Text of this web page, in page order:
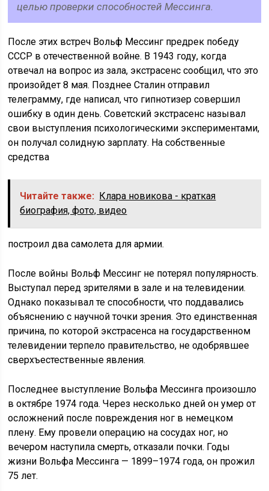
целью проверки способностей Мессинга.
После этих встреч Вольф Мессинг предрек победу
СССР в отечественной войне. В 1943 году, когда
отвечал на вопрос из зала, экстрасенс сообщил, что это
произойдет 8 мая. Позднее Сталин отправил
телеграмму, где написал, что гипнотизер совершил
ошибку в один день. Советский экстрасенс называл
свои выступления психологическими экспериментами,
он получал солидную зарплату. На собственные
средства
Читайте также:
Клара новикова - краткая
биография, фото, видео
построил два самолета для армии.
После войны Вольф Мессинг не потерял популярность.
Выступал перед зрителями в зале и на телевидении.
Однако показывал те способности, что поддавались
объяснению с научной точки зрения. Это единственная
причина, по которой экстрасенса на государственном
телевидении терпело правительство, не одобрявшее
сверхъестественные явления.
Последнее выступление Вольфа Мессинга произошло
в октябре 1974 года. Через несколько дней он умер от
осложнений после повреждения ног в немецком
плену. Ему провели операцию на сосудах ног, но
вечером наступила смерть, отказали почки. Годы
жизни Вольфа Мессинга — 1899–1974 года, он прожил
75 лет.